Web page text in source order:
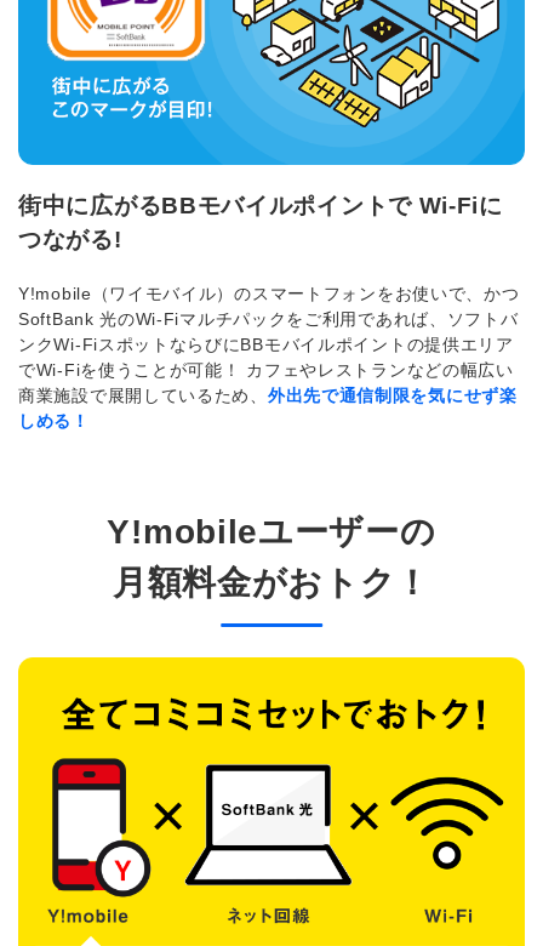
街中に広がるBBモバイルポイントで Wi-Fiに
つながる!
Y!mobile（ワイモバイル）のスマートフォンをお使いで、かつ
SoftBank 光のWi-Fiマルチパックをご利用であれば、ソフトバ
ンクWi-FiスポットならびにBBモバイルポイントの提供エリア
でWi-Fiを使うことが可能！ カフェやレストランなどの幅広い
商業施設で展開しているため、 外出先で通信制限を気にせず楽
しめる！
Y!mobileユーザーの
月額料金がおトク！